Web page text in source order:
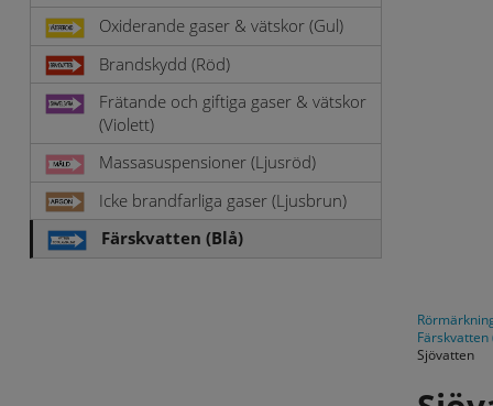
Oxiderande gaser & vätskor (Gul)
Brandskydd (Röd)
Frätande och giftiga gaser & vätskor
(Violett)
Massasuspensioner (Ljusröd)
Icke brandfarliga gaser (Ljusbrun)
Färskvatten (Blå)
Färskvatten
Sjövatten